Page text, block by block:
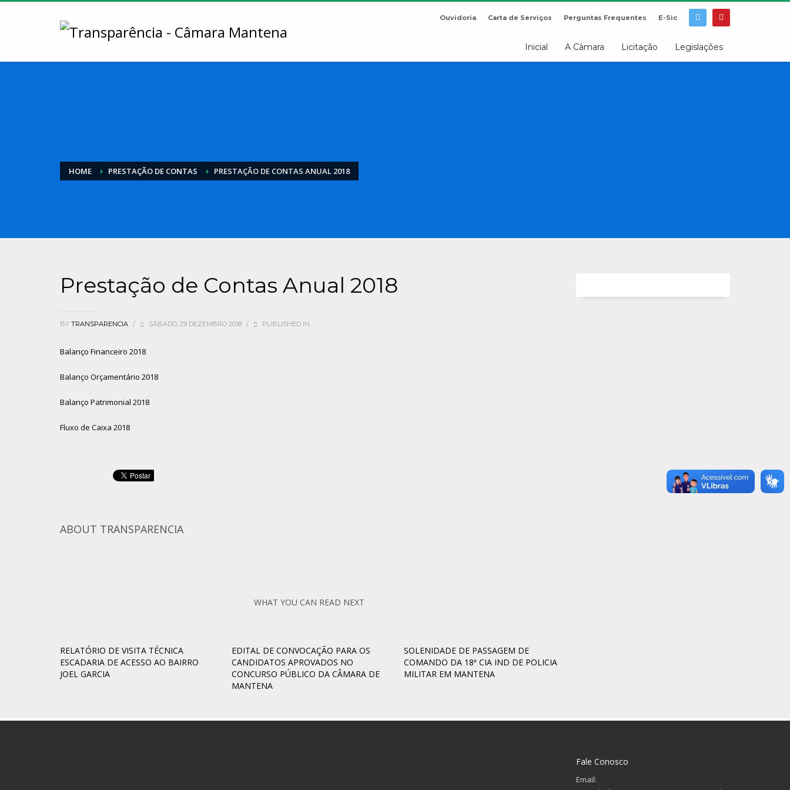
Ouvidoria Carta de Serviços Perguntas Frequentes E-Sic
Inicial A Câmara Licitação Legislações
HOME PRESTAÇÃO DE CONTAS PRESTAÇÃO DE CONTAS ANUAL 2018
Prestação de Contas Anual 2018
BY TRANSPARENCIA / SÁBADO, 29 DEZEMBRO 2018 / PUBLISHED IN
Balanço Financeiro 2018
Balanço Orçamentário 2018
Balanço Patrimonial 2018
Fluxo de Caixa 2018
ABOUT TRANSPARENCIA
WHAT YOU CAN READ NEXT
RELATÓRIO DE VISITA TÉCNICA
ESCADARIA DE ACESSO AO BAIRRO
JOEL GARCIA
EDITAL DE CONVOCAÇÃO PARA OS
CANDIDATOS APROVADOS NO
CONCURSO PÚBLICO DA CÂMARA DE
MANTENA
SOLENIDADE DE PASSAGEM DE
COMANDO DA 18ª CIA IND DE POLICIA
MILITAR EM MANTENA
Fale Conosco
Email: